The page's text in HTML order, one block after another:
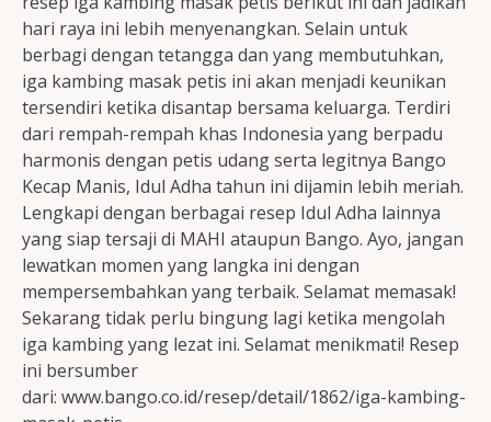
Resep Sayuran
Semua Resep
hari raya ini lebih menyenangkan. Selain untuk
berbagi dengan tetangga dan yang membutuhkan,
iga kambing masak petis ini akan menjadi keunikan
tersendiri ketika disantap bersama keluarga. Terdiri
dari rempah-rempah khas Indonesia yang berpadu
harmonis dengan petis udang serta legitnya Bango
Kecap Manis, Idul Adha tahun ini dijamin lebih meriah.
Lengkapi dengan berbagai resep Idul Adha lainnya
yang siap tersaji di MAHI ataupun Bango. Ayo, jangan
lewatkan momen yang langka ini dengan
mempersembahkan yang terbaik. Selamat memasak!
Sekarang tidak perlu bingung lagi ketika mengolah
iga kambing yang lezat ini. Selamat menikmati! Resep
ini bersumber
dari: www.bango.co.id/resep/detail/1862/iga-kambing-